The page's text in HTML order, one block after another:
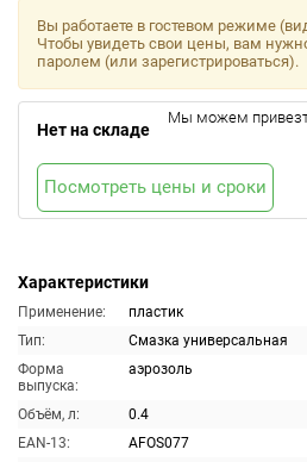
Характеристики
Применение:
пластик
Тип:
Смазка универсальная
Форма
выпуска:
аэрозоль
Объём, л:
0.4
EAN-13:
AFOS077
Вы работаете в гостевом режиме
Чтобы увидеть свои цены, вам
паролем (или зарегистрироваться).
Нет на складе
Мы можем
Посмотреть цены и сроки